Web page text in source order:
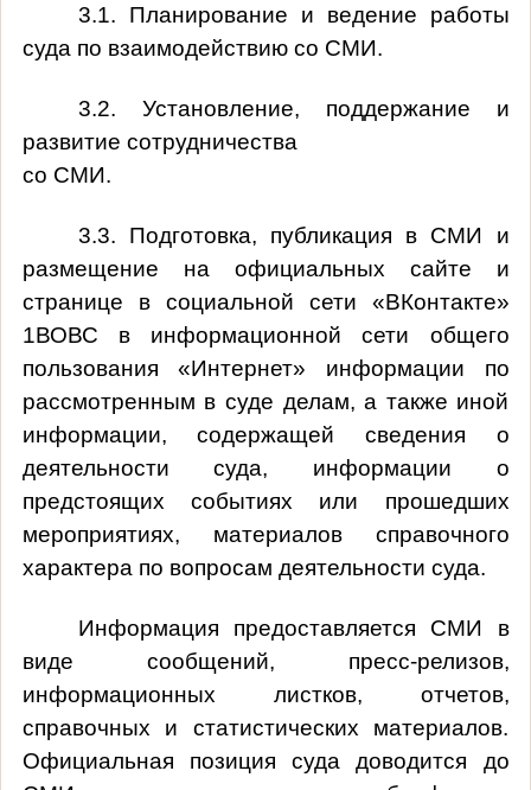
3.1. Планирование и ведение работы
суда по взаимодействию со СМИ.
3.2. Установление, поддержание и
развитие сотрудничества
со СМИ.
3.3. Подготовка, публикация в СМИ и
размещение на официальных сайте и
странице в социальной сети «ВКонтакте»
1ВОВС в информационной сети общего
пользования «Интернет» информации по
рассмотренным в суде делам, а также иной
информации, содержащей сведения о
деятельности суда, информации о
предстоящих событиях или прошедших
мероприятиях, материалов справочного
характера по вопросам деятельности суда.
Информация предоставляется СМИ в
виде сообщений, пресс-релизов,
информационных листков, отчетов,
справочных и статистических материалов.
Официальная позиция суда доводится до